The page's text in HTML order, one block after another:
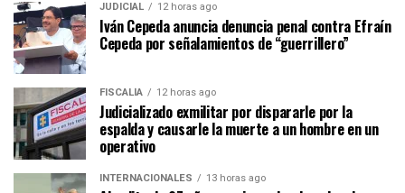
JUDICIAL 12 horas ago
Iván Cepeda anuncia denuncia penal contra Efraín
Cepeda por señalamientos de “guerrillero”
FISCALÍA 12 horas ago
Judicializado exmilitar por dispararle por la
espalda y causarle la muerte a un hombre en un
operativo
INTERNACIONALES 13 horas ago